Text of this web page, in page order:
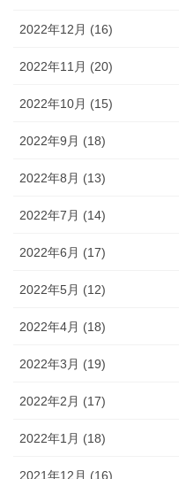
2022年12月 (16)
2022年11月 (20)
2022年10月 (15)
2022年9月 (18)
2022年8月 (13)
2022年7月 (14)
2022年6月 (17)
2022年5月 (12)
2022年4月 (18)
2022年3月 (19)
2022年2月 (17)
2022年1月 (18)
2021年12月 (16)